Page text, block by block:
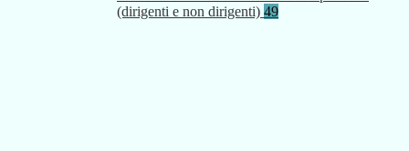
(dirigenti e non dirigenti) 49